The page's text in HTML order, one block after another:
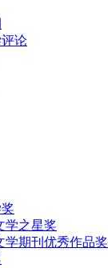
论
学之星奖
学期刊优秀作品奖